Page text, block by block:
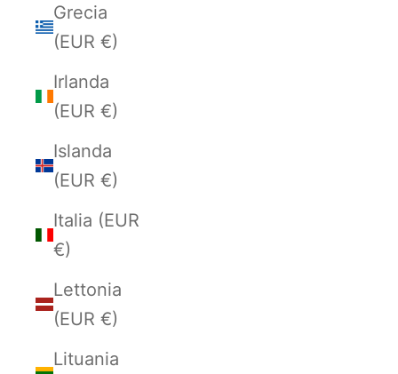
Grecia
(EUR €)
Irlanda
(EUR €)
Islanda
(EUR €)
Italia (EUR
€)
Lettonia
(EUR €)
Lituania